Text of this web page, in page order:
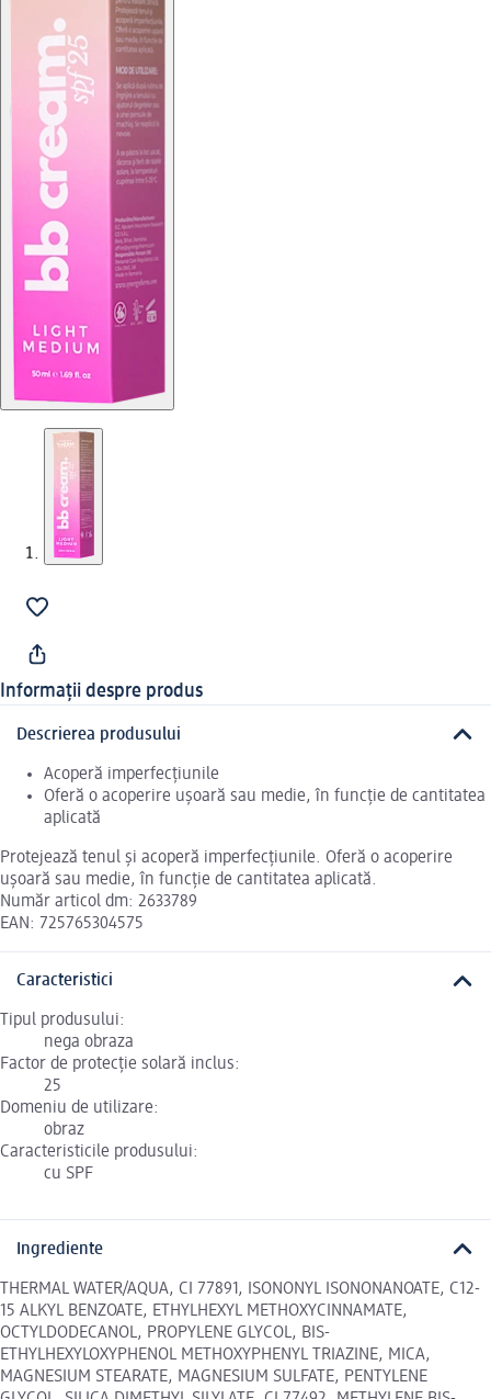
Informații despre produs
Descrierea produsului
Acoperă imperfecțiunile
Oferă o acoperire ușoară sau medie, în funcție de cantitatea
aplicată
Protejează tenul și acoperă imperfecțiunile. Oferă o acoperire
ușoară sau medie, în funcție de cantitatea aplicată.
Număr articol dm: 2633789
EAN: 725765304575
Caracteristici
Tipul produsului:
nega obraza
Factor de protecție solară inclus:
25
Domeniu de utilizare:
obraz
Caracteristicile produsului:
cu SPF
Ingrediente
THERMAL WATER/AQUA, CI 77891, ISONONYL ISONONANOATE, C12-
15 ALKYL BENZOATE, ETHYLHEXYL METHOXYCINNAMATE,
OCTYLDODECANOL, PROPYLENE GLYCOL, BIS-
ETHYLHEXYLOXYPHENOL METHOXYPHENYL TRIAZINE, MICA,
MAGNESIUM STEARATE, MAGNESIUM SULFATE, PENTYLENE